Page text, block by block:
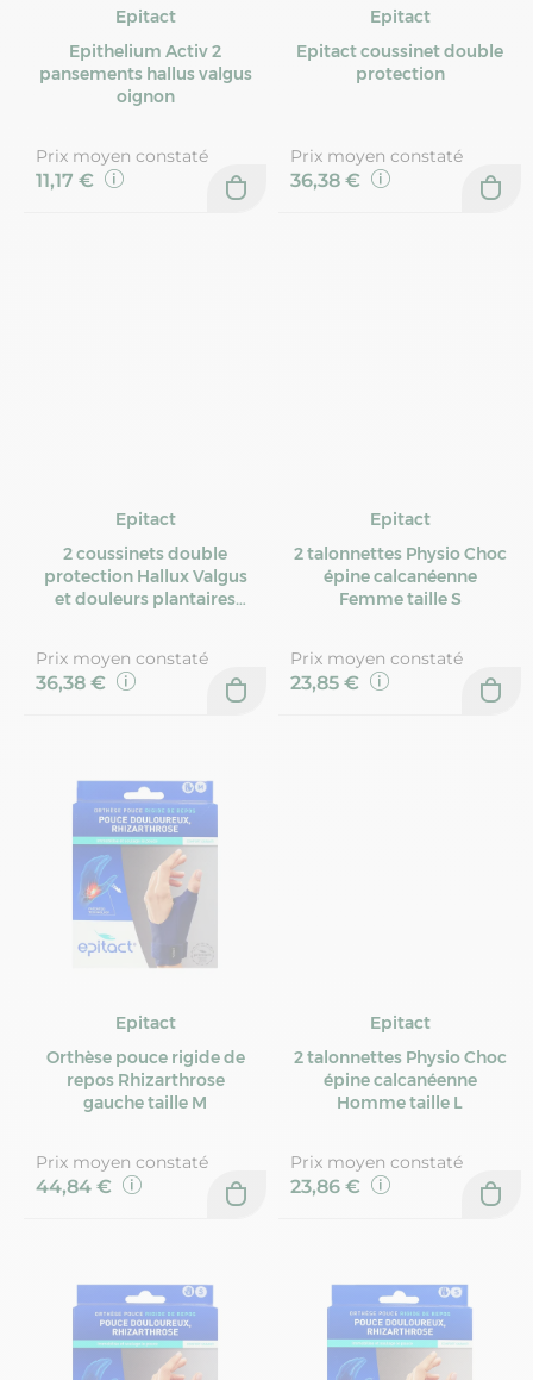
Epitact
Epithelium Activ 2
pansements hallus valgus
oignon
Prix moyen constaté
11,17 €
Epitact
Epitact coussinet double
protection
Prix moyen constaté
36,38 €
Epitact
2 coussinets double
protection Hallux Valgus
et douleurs plantaires
Prix moyen constaté
36,38 €
Epitact
2 talonnettes Physio Choc
épine calcanéenne
Femme taille S
Prix moyen constaté
23,85 €
Epitact
Orthèse pouce rigide de
repos Rhizarthrose
gauche taille M
Prix moyen constaté
44,84 €
Epitact
2 talonnettes Physio Choc
épine calcanéenne
Homme taille L
Prix moyen constaté
23,86 €